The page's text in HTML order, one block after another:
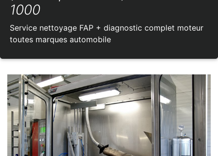
1000
Service nettoyage FAP + diagnostic complet moteur
toutes marques automobile